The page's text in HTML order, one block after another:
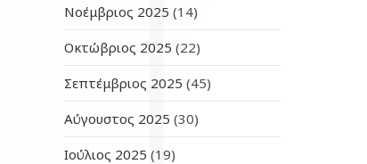
Νοέμβριος 2025 (14)
Οκτώβριος 2025 (22)
Σεπτέμβριος 2025 (45)
Αύγουστος 2025 (30)
Ιούλιος 2025 (19)